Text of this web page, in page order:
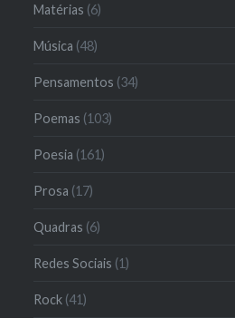
Matérias (6)
Música (48)
Pensamentos (34)
Poemas (103)
Poesia (161)
Prosa (17)
Quadras (6)
Redes Sociais (1)
Rock (41)